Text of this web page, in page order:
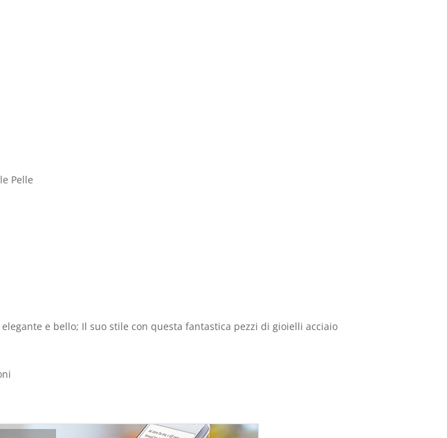
Pelle
e bello; Il suo stile con questa fantastica pezzi di gioielli acciaio